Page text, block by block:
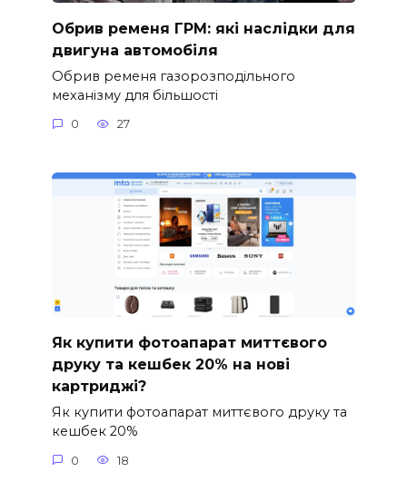
Обрив ременя ГРМ: які наслідки для
двигуна автомобіля
Обрив ременя газорозподільного
механізму для більшості
0 27
Як купити фотоапарат миттєвого
друку та кешбек 20% на нові
картриджі?
Як купити фотоапарат миттєвого друку та
кешбек 20%
0 18